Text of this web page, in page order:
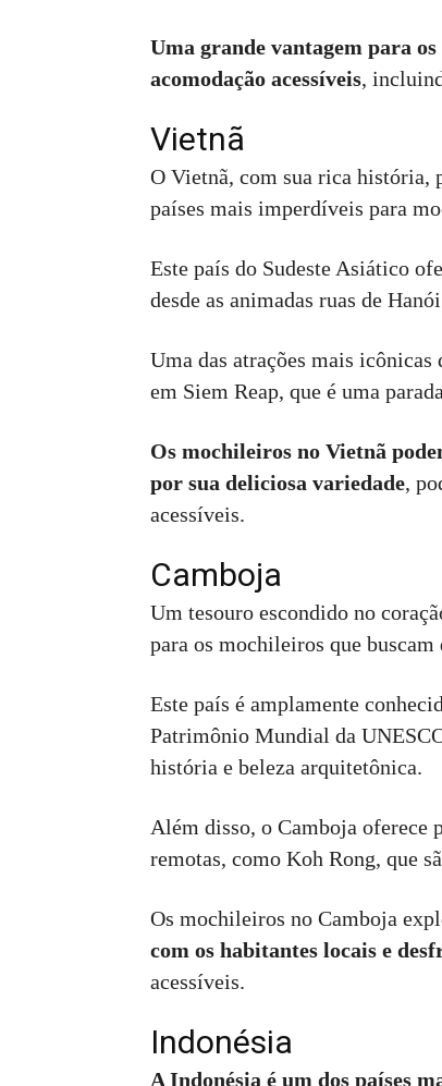
Uma grande vantagem para
acomodação acessíveis,
Vietnã
O Vietnã, com sua rica história,
países mais imperdíveis para
Este país do Sudeste Asiático
desde as animadas ruas de
Uma das atrações mais
em Siem Reap, que é uma
Os mochileiros no Vietnã
por sua deliciosa variedade,
acessíveis.
Camboja
Um tesouro escondido no
para os mochileiros que
Este país é amplamente
Patrimônio Mundial da
história e beleza arquitetônica.
Além disso, o Camboja oferece
remotas, como Koh Rong, que
Os mochileiros no Camboja
com os habitantes locais e
acessíveis.
Indonésia
A Indonésia é um dos países